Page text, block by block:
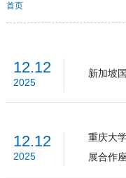
首页
12.12
2025
新加坡
12.12
2025
重庆大
展合作